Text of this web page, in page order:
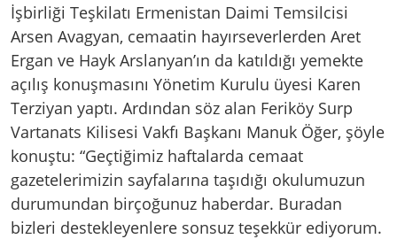
İşbirliği Teşkilatı Ermenistan Daimi Temsilcisi
Arsen Avagyan, cemaatin hayırseverlerden Aret
Ergan ve Hayk Arslanyan’ın da katıldığı yemekte
açılış konuşmasını Yönetim Kurulu üyesi Karen
Terziyan yaptı. Ardından söz alan Feriköy Surp
Vartanats Kilisesi Vakfı Başkanı Manuk Öğer, şöyle
konuştu: “Geçtiğimiz haftalarda cemaat
gazetelerimizin sayfalarına taşıdığı okulumuzun
durumundan birçoğunuz haberdar. Buradan
bizleri destekleyenlere sonsuz teşekkür ediyorum.